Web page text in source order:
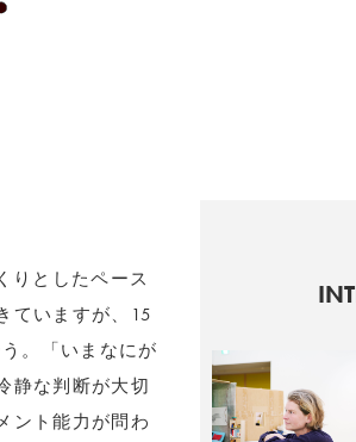
りとしたペース
ていますが、15
。「いまなにが
静な判断が大切
ント能力が問わ